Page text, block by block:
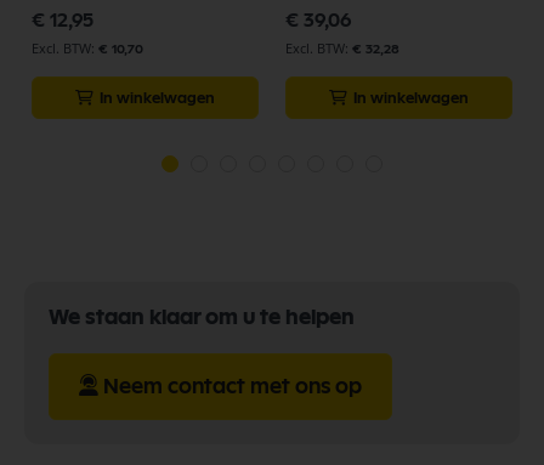
€ 12,95
€ 10,70
In winkelwagen
€ 39,06
€ 32,28
In winkelwagen
We staan klaar om u te helpen
Neem contact met ons op